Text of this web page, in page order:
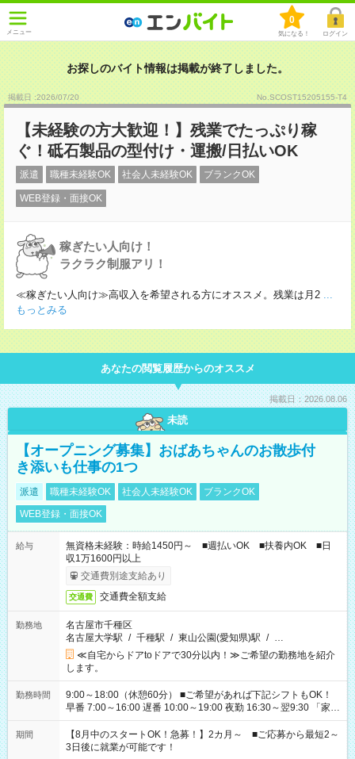
メニュー
0
気になる！ ログイン
お探しのバイト情報は掲載が終了しました。
掲載日 :2026/07/20 No.SCOST15205155-T4
【未経験の方大歓迎！】残業でたっぷり稼
ぐ！砥石製品の型付け・運搬/日払いOK
派遣 職種未経験OK 社会人未経験OK ブランクOK
WEB登録・面接OK
稼ぎたい人向け！
ラクラク制服アリ！
≪稼ぎたい人向け≫高収入を希望される方にオススメ。残業は月2 ...
もっとみる
あなたの閲覧履歴からのオススメ
掲載日：2026.08.06
未読
【オープニング募集】おばあちゃんのお散歩付
き添いも仕事の1つ
派遣 職種未経験OK 社会人未経験OK
ブランクOK
WEB登録・面接OK
給与
無資格未経験：時給1450円～ ■週払いOK ■扶養内OK ■日
収1万1600円以上
交通費別途支給あり
交通費 交通費全額支給
勤務地
名古屋市千種区
名古屋大学駅 / 千種駅 / 東山公園(愛知県)駅 / …
≪自宅からドアtoドアで30分以内！≫ご希望の勤務地を紹介
します。
勤務時間
9:00～18:00（休憩60分） ■ご希望があれば下記シフトもOK！
早番 7:00～16:00 遅番 10:00～19:00 夜勤 16:30～翌9:30 「家族
と休みを合わせたい」 「余裕を持って夕飯の準備がしたい」
「できれば残業はしたくない」 など、ご希望を教えてください
ね。 ※Wワーク希望の方へ 今ご覧のお仕事で希望する勤務時間
期間
【8月中のスタートOK！急募！】2カ月～ ■ご応募から最短2～
3日後に就業が可能です！